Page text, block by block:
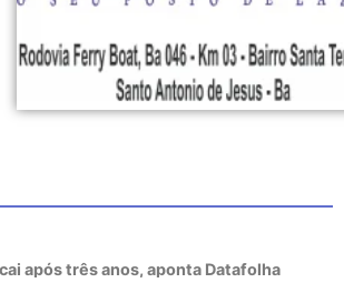
após três anos, aponta Datafolha